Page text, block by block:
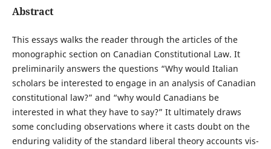
Abstract
This essays walks the reader through the articles of the
monographic section on Canadian Constitutional Law. It
preliminarily answers the questions “Why would Italian
scholars be interested to engage in an analysis of Canadian
constitutional law?” and “why would Canadians be
interested in what they have to say?” It ultimately draws
some concluding observations where it casts doubt on the
enduring validity of the standard liberal theory accounts vis-